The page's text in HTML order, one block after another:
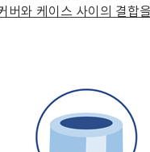
버와 케이스 사이의 결합